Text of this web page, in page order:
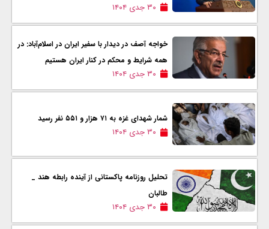
۳۰ جدی ۱۴۰۴
خواجه آصف در دیدار با سفیر ایران در اسلام‌آباد: در
همه شرایط و محکم در کنار ایران هستیم
۳۰ جدی ۱۴۰۴
شمار شهدای غزه به ۷۱ هزار و ۵۵۱ نفر رسید
۳۰ جدی ۱۴۰۴
تحلیل روزنامه‌‌ پاکستانی از آینده رابطه هند _
طالبان
۳۰ جدی ۱۴۰۴